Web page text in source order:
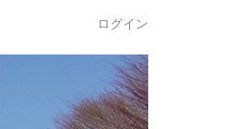
ログイン